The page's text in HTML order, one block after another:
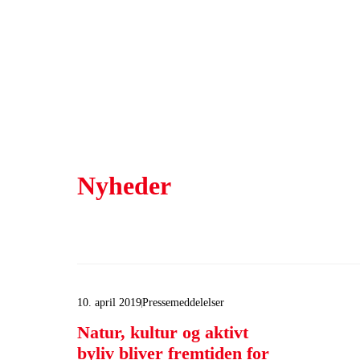
Nyheder
10. april 2019Pressemeddelelser
Natur, kultur og aktivt
byliv bliver fremtiden for